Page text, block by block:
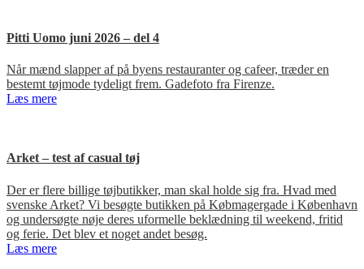
Pitti Uomo juni 2026 – del 4
Når mænd slapper af på byens restauranter og cafeer, træder en
bestemt tøjmode tydeligt frem. Gadefoto fra Firenze.
Læs mere
Arket – test af casual tøj
Der er flere billige tøjbutikker, man skal holde sig fra. Hvad med
svenske Arket? Vi besøgte butikken på Købmagergade i København
og undersøgte nøje deres uformelle beklædning til weekend, fritid
og ferie. Det blev et noget andet besøg.
Læs mere